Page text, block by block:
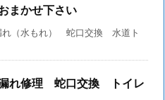
まかせ下さい
（水もれ） 蛇口交換 水道ト
れ修理 蛇口交換 トイレ